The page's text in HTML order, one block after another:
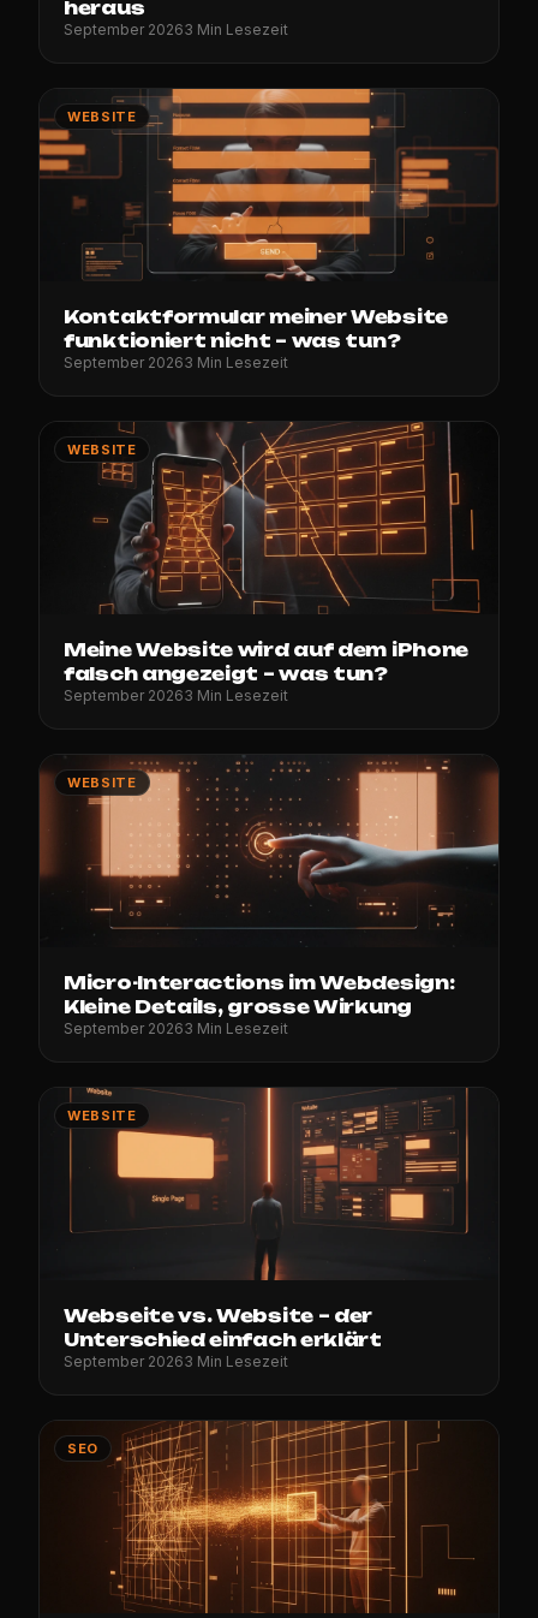
heraus
September 20263 Min Lesezeit
WEBSITE
Kontaktformular meiner Website
funktioniert nicht – was tun?
September 20263 Min Lesezeit
WEBSITE
Meine Website wird auf dem iPhone
falsch angezeigt – was tun?
September 20263 Min Lesezeit
WEBSITE
Micro-Interactions im Webdesign:
Kleine Details, grosse Wirkung
September 20263 Min Lesezeit
WEBSITE
Webseite vs. Website – der
Unterschied einfach erklärt
September 20263 Min Lesezeit
SEO